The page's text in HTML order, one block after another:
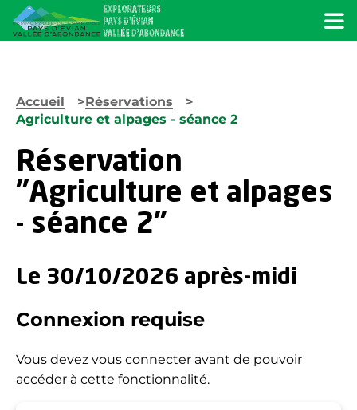
Accueil
Réservations
Agriculture et alpages - séance 2
Réservation
"Agriculture et alpages
- séance 2"
Le 30/10/2026 après-midi
Connexion requise
Vous devez vous connecter avant de pouvoir
accéder à cette fonctionnalité.